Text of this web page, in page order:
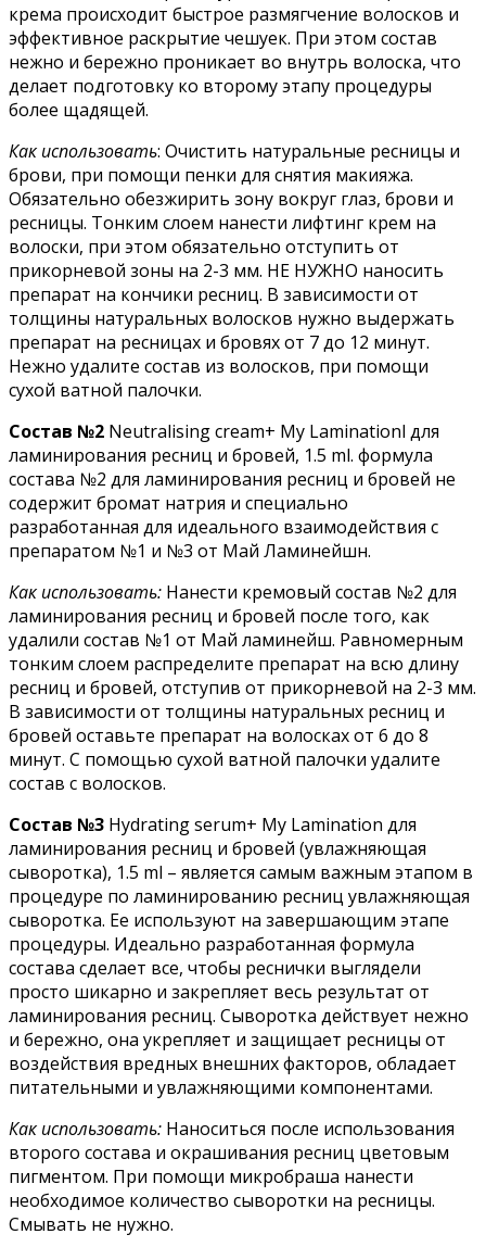
крема происходит быстрое размягчение волосков и
эффективное раскрытие чешуек. При этом состав
нежно и бережно проникает во внутрь волоска, что
делает подготовку ко второму этапу процедуры
более щадящей.
Как использовать: Очистить натуральные ресницы и
брови, при помощи пенки для снятия макияжа.
Обязательно обезжирить зону вокруг глаз, брови и
ресницы. Тонким слоем нанести лифтинг крем на
волоски, при этом обязательно отступить от
прикорневой зоны на 2-3 мм. НЕ НУЖНО наносить
препарат на кончики ресниц. В зависимости от
толщины натуральных волосков нужно выдержать
препарат на ресницах и бровях от 7 до 12 минут.
Нежно удалите состав из волосков, при помощи
сухой ватной палочки.
Состав №2 Neutralising cream+ My Laminationl для
ламинирования ресниц и бровей, 1.5 ml. формула
состава №2 для ламинирования ресниц и бровей не
содержит бромат натрия и специально
разработанная для идеального взаимодействия с
препаратом №1 и №3 от Май Ламинейшн.
Как использовать: Нанести кремовый состав №2 для
ламинирования ресниц и бровей после того, как
удалили состав №1 от Май ламинейш. Равномерным
тонким слоем распределите препарат на всю длину
ресниц и бровей, отступив от прикорневой на 2-3 мм.
В зависимости от толщины натуральных ресниц и
бровей оставьте препарат на волосках от 6 до 8
минут. С помощью сухой ватной палочки удалите
состав с волосков.
Состав №3 Hydrating serum+ My Lamination для
ламинирования ресниц и бровей (увлажняющая
сыворотка), 1.5 ml – является самым важным этапом в
процедуре по ламинированию ресниц увлажняющая
сыворотка. Ее используют на завершающим этапе
процедуры. Идеально разработанная формула
состава сделает все, чтобы реснички выглядели
просто шикарно и закрепляет весь результат от
ламинирования ресниц. Сыворотка действует нежно
и бережно, она укрепляет и защищает ресницы от
воздействия вредных внешних факторов, обладает
питательными и увлажняющими компонентами.
Как использовать: Наноситься после использования
второго состава и окрашивания ресниц цветовым
пигментом. При помощи микробраша нанести
необходимое количество сыворотки на ресницы.
Смывать не нужно.